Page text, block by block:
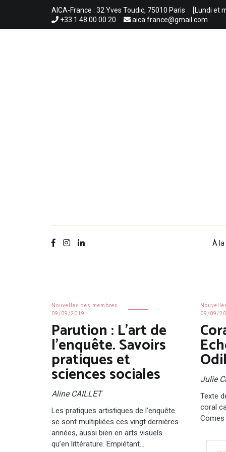
AICA-France : 32 Yves Toudic, 75010 Paris
[Lundi et
+33 1 48 00 00 20
aica.france@gmail.com
À la
Nouvelles des membres
09/09/2019
Parution : L’art de
l’enquête. Savoirs
pratiques et
sciences sociales
Aline CAILLET
Les pratiques artistiques de l’enquête
se sont multipliées ces vingt dernières
années, aussi bien en arts visuels
qu’en littérature. Empiétant…
09/09/
Julie
Texte
coral